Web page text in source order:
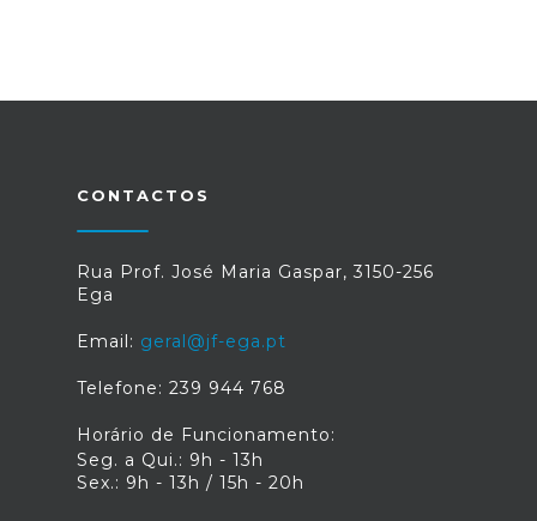
CONTACTOS
Rua Prof. José Maria Gaspar, 3150-256
Ega
Email: geral@jf-ega.pt
Telefone: 239 944 768
Horário de Funcionamento:
Seg. a Qui.: 9h - 13h
Sex.: 9h - 13h / 15h - 20h